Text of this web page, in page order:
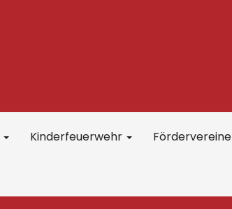
Kinderfeuerwehr Fördervereine